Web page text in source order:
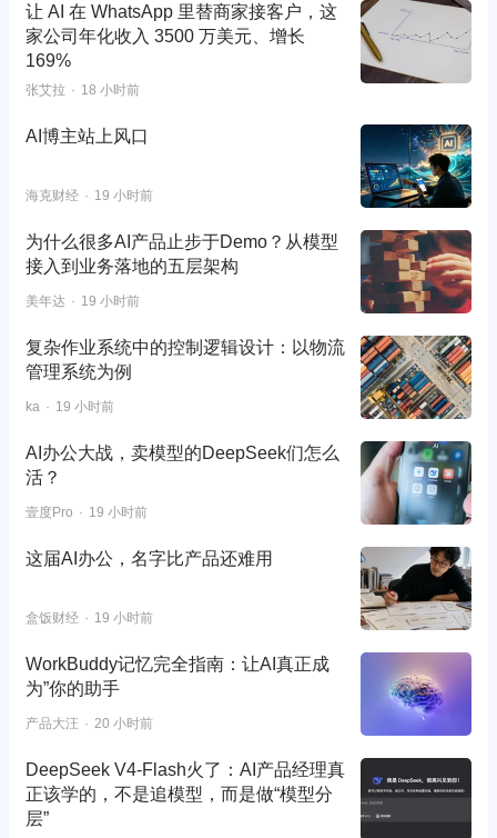
让 AI 在 WhatsApp 里替商家接客户，这
家公司年化收入 3500 万美元、增长
169%
张艾拉 18 小时前
AI博主站上风口
海克财经 19 小时前
为什么很多AI产品止步于Demo？从模型
接入到业务落地的五层架构
美年达 19 小时前
复杂作业系统中的控制逻辑设计：以物流
管理系统为例
ka 19 小时前
AI办公大战，卖模型的DeepSeek们怎么
活？
壹度Pro 19 小时前
这届AI办公，名字比产品还难用
盒饭财经 19 小时前
WorkBuddy记忆完全指南：让AI真正成
为”你的助手
产品大汪 20 小时前
DeepSeek V4-Flash火了：AI产品经理真
正该学的，不是追模型，而是做“模型分
层”